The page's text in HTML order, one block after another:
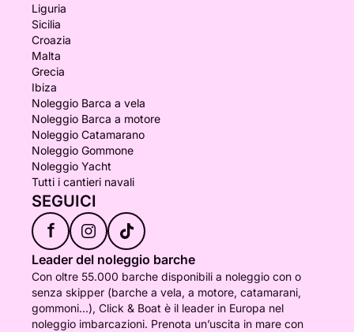
Liguria
Sicilia
Croazia
Malta
Grecia
Ibiza
Noleggio Barca a vela
Noleggio Barca a motore
Noleggio Catamarano
Noleggio Gommone
Noleggio Yacht
Tutti i cantieri navali
SEGUICI
f
Leader del noleggio barche
Con oltre 55.000 barche disponibili a noleggio con o
senza skipper (barche a vela, a motore, catamarani,
gommoni...), Click & Boat è il leader in Europa nel
noleggio imbarcazioni. Prenota un’uscita in mare con